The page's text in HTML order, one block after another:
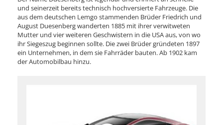
und seinerzeit bereits technisch hochversierte Fahrzeuge. Die
aus dem deutschen Lemgo stammenden Brüder Friedrich und
August Duesenberg wanderten 1885 mit ihrer verwitweten
Mutter und vier weiteren Geschwistern in die USA aus, von wo
ihr Siegeszug beginnen sollte. Die zwei Brüder gründeten 1897
ein Unternehmen, in dem sie Fahrräder bauten. Ab 1902 kam
der Automobilbau hinzu.